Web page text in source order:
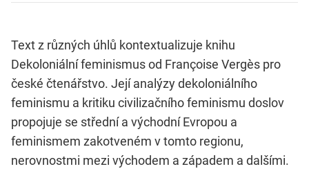
Text z různých úhlů kontextualizuje knihu
Dekoloniální feminismus od Françoise Vergès pro
české čtenářstvo. Její analýzy dekoloniálního
feminismu a kritiku civilizačního feminismu doslov
propojuje se střední a východní Evropou a
feminismem zakotveném v tomto regionu,
nerovnostmi mezi východem a západem a dalšími.